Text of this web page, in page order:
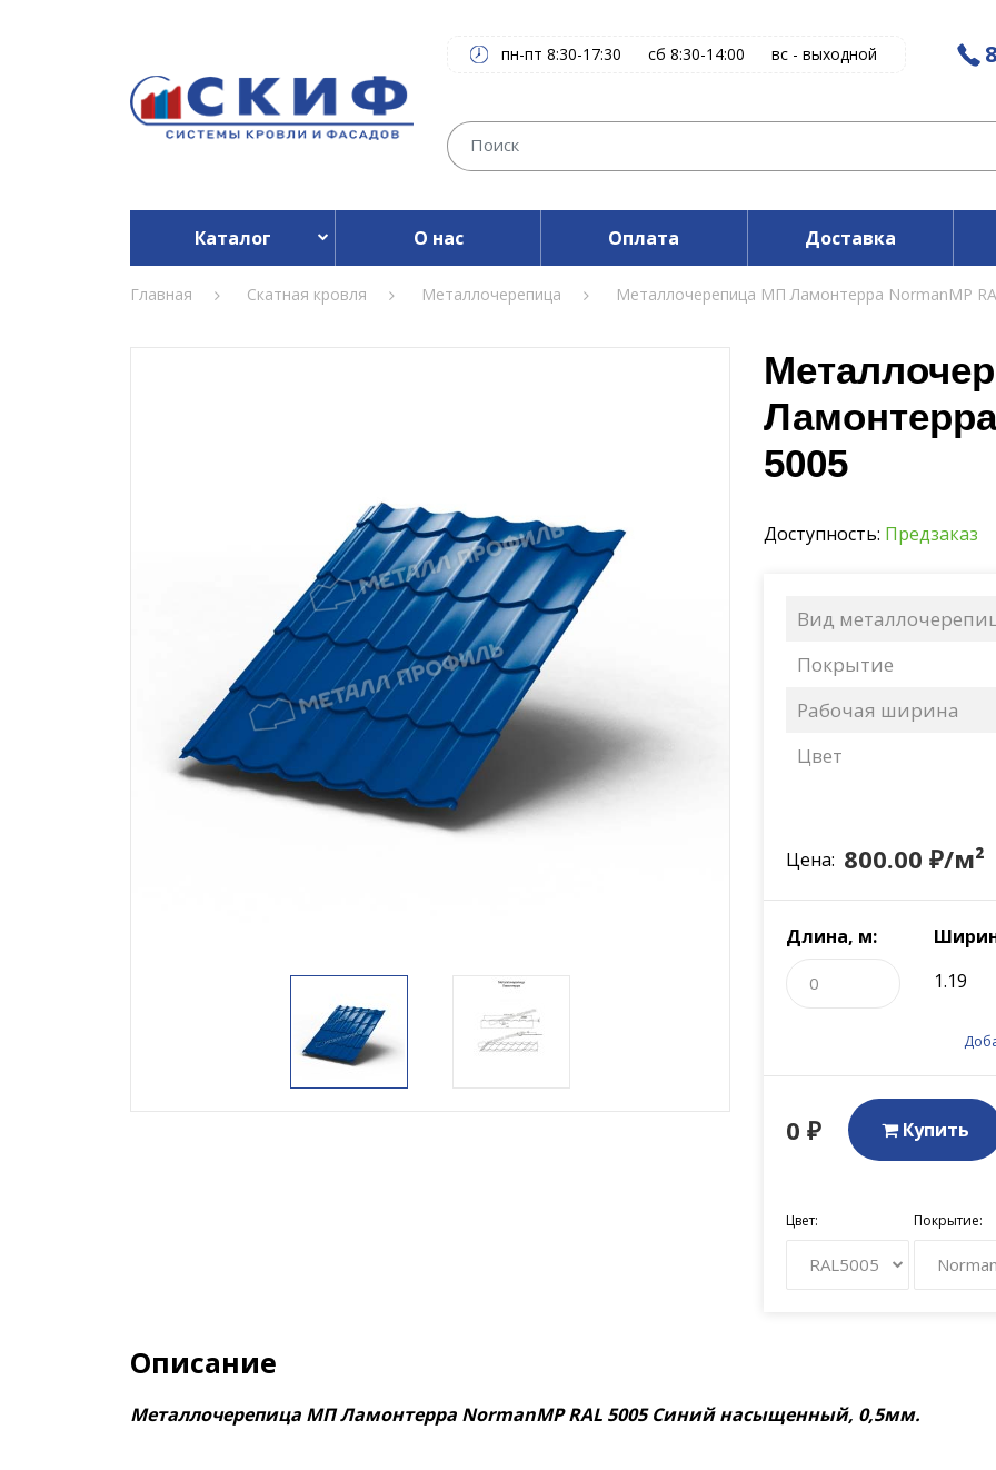
пн-пт 8:30-17:30 сб 8:30-14:00 вс - выходной
Каталог О нас Оплата Доставка
Главная Скатная кровля Металлочерепица Металлочерепица МП Ламонтерра NormanMP
5005
Доступность: Предзаказ
Вид
Покрытие
Рабочая ширина
Цвет
Цена: 800.00 ₽/м²
Длина, м:
1.19
0 ₽ Купить
Цвет:
RAL5005
Покрытие:
Описание
Металлочерепица МП Ламонтерра NormanMP RAL 5005 Синий насыщенный, 0,5мм.